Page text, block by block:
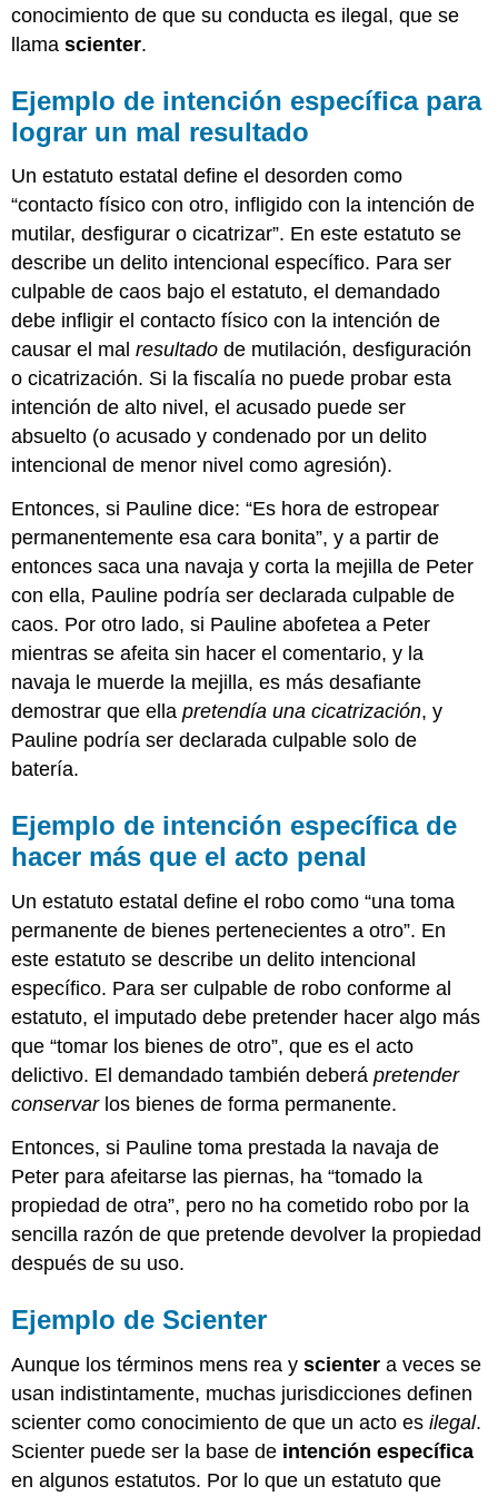
DEAN
V.
U.S.
conocimiento de que su conducta es ilegal, que se
llamascienter.
Ejemplo de intención específica para
lograr un mal resultado
Un estatuto estatal define el desorden como
“contacto físico con otro, infligido con la intención de
mutilar, desfigurar o cicatrizar”. En este estatuto se
describe un delito intencional específico. Para ser
culpable de caos bajo el estatuto, el demandado
debe infligir el contacto físico con la intención de
causar el malresultado de mutilación, desfiguración
o cicatrización. Si la fiscalía no puede probar esta
intención de alto nivel, el acusado puede ser
absuelto (o acusado y condenado por un delito
intencional de menor nivel como agresión).
Entonces, si Pauline dice: “Es hora de estropear
permanentemente esa cara bonita”, y a partir de
entonces saca una navaja y corta la mejilla de Peter
con ella, Pauline podría ser declarada culpable de
caos. Por otro lado, si Pauline abofetea a Peter
mientras se afeita sin hacer el comentario, y la
navaja le muerde la mejilla, es más desafiante
demostrar que ellapretendía una cicatrización, y
Pauline podría ser declarada culpable solo de
batería.
Ejemplo de intención específica de
hacer más que el acto penal
Un estatuto estatal define el robo como “una toma
permanente de bienes pertenecientes a otro”. En
este estatuto se describe un delito intencional
específico. Para ser culpable de robo conforme al
estatuto, el imputado debe pretender hacer algo más
que “tomar los bienes de otro”, que es el acto
delictivo. El demandado también deberápretender
conservarlos bienes de forma permanente.
Entonces, si Pauline toma prestada la navaja de
Peter para afeitarse las piernas, ha “tomado la
propiedad de otra”, pero no ha cometido robo por la
sencilla razón de que pretende devolver la propiedad
después de su uso.
Ejemplo de Scienter
Aunque los términos mens rea yscienter a veces se
usan indistintamente, muchas jurisdicciones definen
scienter como conocimiento de que un acto esilegal.
Scienter puede ser la base de intención específica
en algunos estatutos. Por lo que un estatuto que